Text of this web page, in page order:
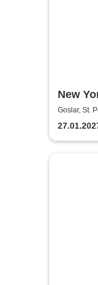
New
Goslar, St.